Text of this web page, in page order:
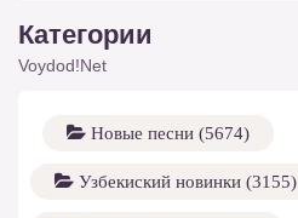
Категории
Voydod!Net
Новые песни (5674)
Узбекиский новинки (3155)